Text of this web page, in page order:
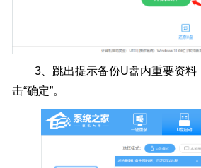
3、 跳出提示备份U盘内重要资料
击“确定”。